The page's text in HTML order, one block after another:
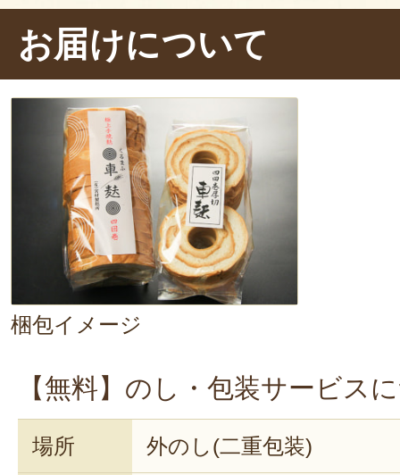
ピザ用チーズ…適量
コンソメスープ…500g（水500ccと
ブラックペッパー…少々
ドライパセリ…少々
《作り方》
1. 車麩は水で戻し、絞って一口大
をむいて薄切りにする。フライパ
て火にかけ、溶けたら玉ねぎを入
2. そこにコンソメスープ、車麸を
塩、ブラックペッパーで味を整え
お届けについて
梱包イメージ
【無料】のし・包装サービス
場所 外のし(二重包装)